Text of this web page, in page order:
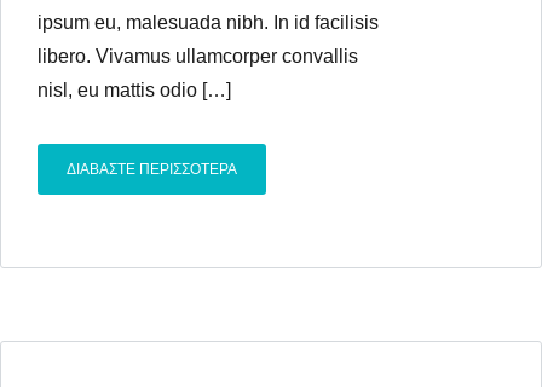
ipsum eu, malesuada nibh. In id facilisis
libero. Vivamus ullamcorper convallis
nisl, eu mattis odio […]
ΔΙΑΒΑΣΤΕ ΠΕΡΙΣΣΟΤΕΡΑ